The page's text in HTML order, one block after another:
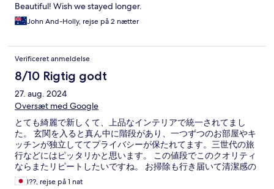
Beautiful! Wish we stayed longer.
John And-Holly, rejse på 2 nætter
Verificeret anmeldelse
8/10 Rigtig godt
27. aug. 2024
Oversæt med Google
とても綺麗で新しくて、上品なインテリアで統一されてまし
た。 玄関を入ると真ん中に階段があり、一つずつのお部屋やキ
ッチンが独立しててプライバシーが保たれてます。三世代の旅
行などにはピッタリかと思います。 この値段でこのクオリティ
ならまたリピートしたいですね。 お掃除も行き届いて清潔感の
あるお宿でした。
l??, rejse på 1 nat